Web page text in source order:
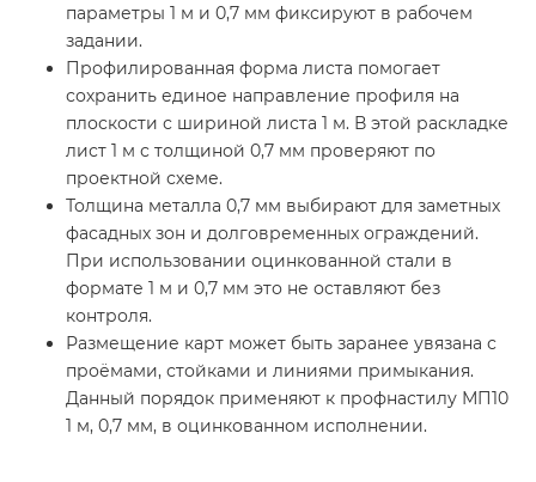
параметры 1 м и 0,7 мм фиксируют в рабочем
задании.
Профилированная форма листа помогает
сохранить единое направление профиля на
плоскости с шириной листа 1 м. В этой раскладке
лист 1 м с толщиной 0,7 мм проверяют по
проектной схеме.
Толщина металла 0,7 мм выбирают для заметных
фасадных зон и долговременных ограждений.
При использовании оцинкованной стали в
формате 1 м и 0,7 мм это не оставляют без
контроля.
Размещение карт может быть заранее увязана с
проёмами, стойками и линиями примыкания.
Данный порядок применяют к профнастилу МП10
1 м, 0,7 мм, в оцинкованном исполнении.